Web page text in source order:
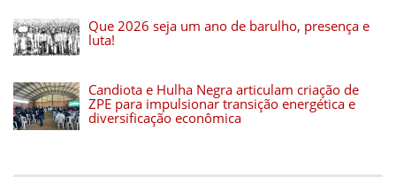
Que 2026 seja um ano de barulho, presença e
luta!
Candiota e Hulha Negra articulam criação de
ZPE para impulsionar transição energética e
diversificação econômica